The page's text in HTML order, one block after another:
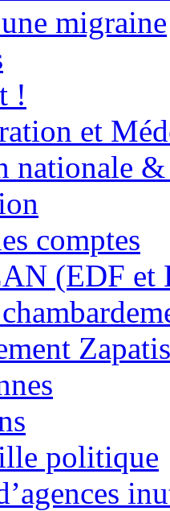
migraine
!
et
nationale
comptes
(EDF et
politique